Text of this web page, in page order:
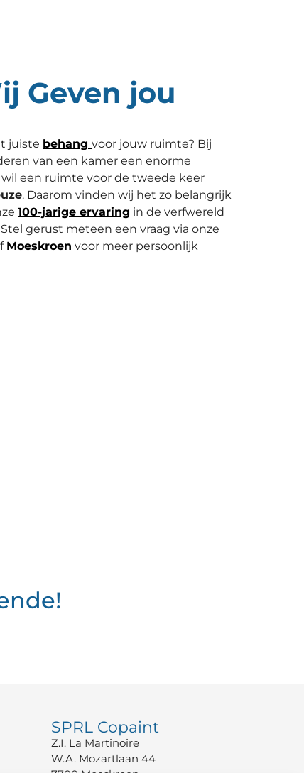
Geven jou
juiste behang voor jouw ruimte? Bij
van een kamer een enorme
een ruimte voor de tweede keer
. Daarom vinden wij het zo belangrijk
100-jarige ervaring in de verfwereld
gerust meteen een vraag via onze
Moeskroen voor meer persoonlijk
SPRL Copaint
Z.I. La Martinoire
W.A. Mozartlaan 44